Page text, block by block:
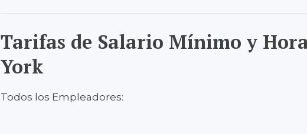
Tarifas de Salario Mínimo y
York
Todos los Empleadores: